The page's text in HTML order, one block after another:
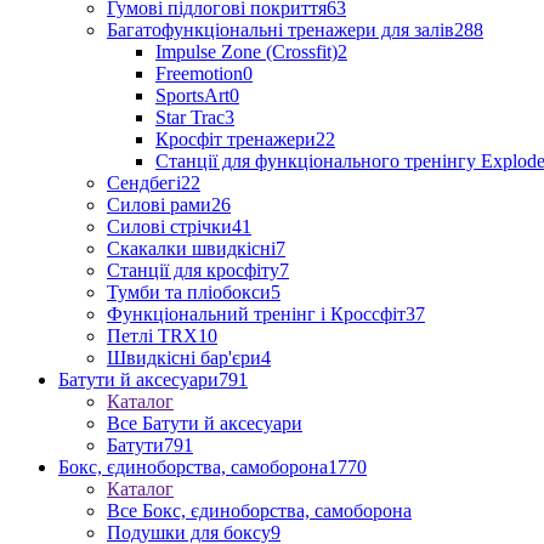
Гумові підлогові покриття63
Багатофункціональні тренажери для залів288
Impulse Zone (Crossfit)2
Freemotion0
SportsArt0
Star Trac3
Кросфіт тренажери22
Станції для функціонального тренінгу Explode
Сендбегі22
Силові рами26
Силові стрічки41
Скакалки швидкісні7
Станції для кросфіту7
Тумби та пліобокси5
Функціональний тренінг і Кроссфіт37
Петлі TRX10
Швидкісні бар'єри4
Батути й аксесуари791
Каталог
Все Батути й аксесуари
Батути791
Бокс, єдиноборства, самоборона1770
Каталог
Все Бокс, єдиноборства, самоборона
Подушки для боксу9